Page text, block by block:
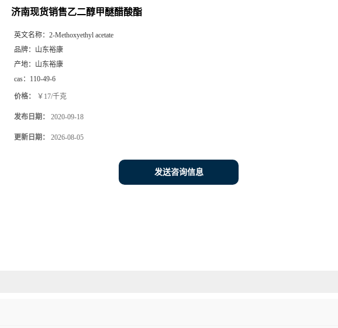
济南现货销售乙二醇甲醚醋酸酯
英文名称： 2-Methoxyethyl acetate
品牌： 山东裕康
产地： 山东裕康
cas： 110-49-6
价格： ￥17/千克
发布日期： 2020-09-18
更新日期： 2026-08-05
发送咨询信息